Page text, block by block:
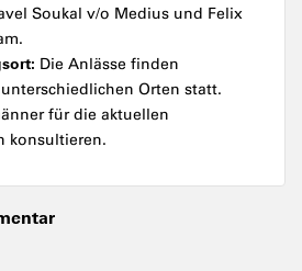
Soukal v/o Medius und Felix
Die Anlässe finden
Orten statt.
für die aktuellen
konsultieren.